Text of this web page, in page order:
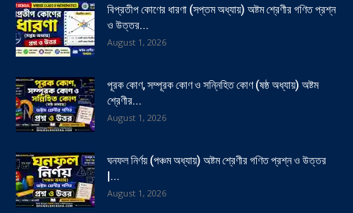
বিপ্রতীপ কোণের ধারণা (সপ্তম অধ্যায়) অষ্টম শ্রেণীর গণিত প্রশ্ন
ও উত্তর...
August 1, 2026
পূরক কোণ, সম্পূরক কোণ ও সন্নিহিত কোণ (ষষ্ঠ অধ্যায়) অষ্টম
শ্রেণীর...
August 1, 2026
ঘনফল নির্ণয় (পঞ্চম অধ্যায়) অষ্টম শ্রেণীর গণিত প্রশ্ন ও উত্তর
|...
August 1, 2026